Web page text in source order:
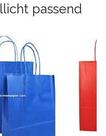
passend